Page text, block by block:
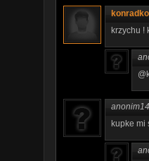
krzychu !
kupke mi